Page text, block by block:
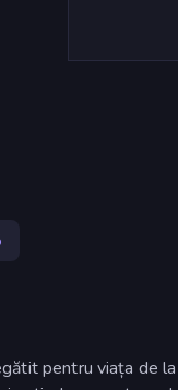
pentru viața de